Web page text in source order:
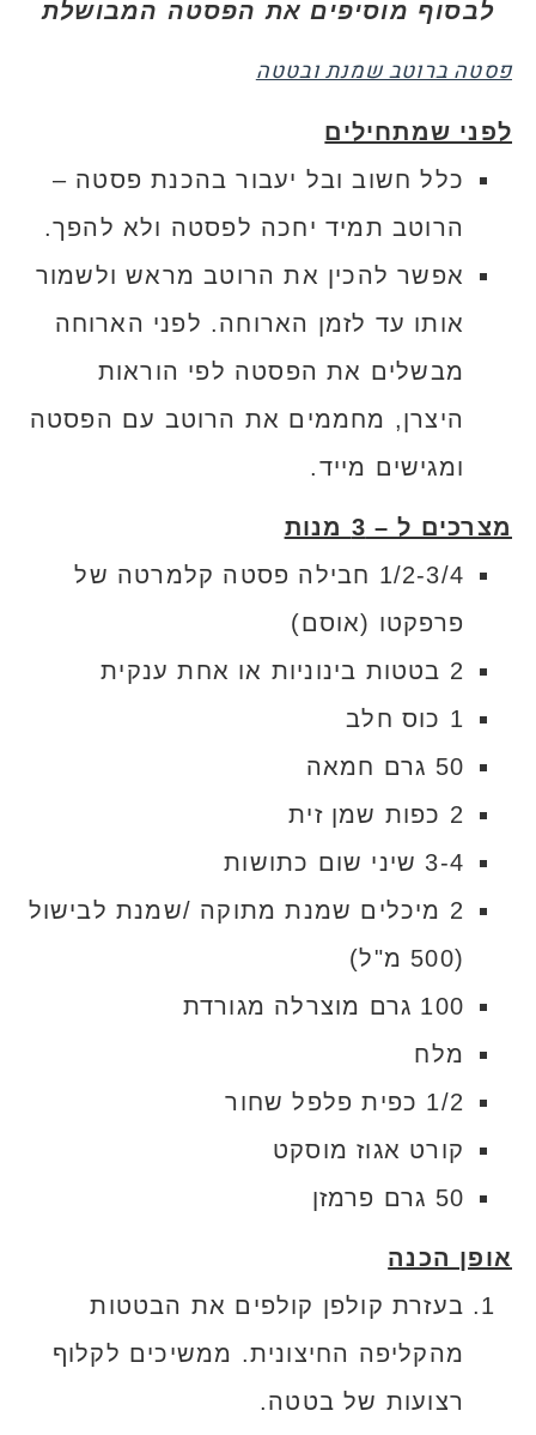
לבסוף מוסיפים את הפסטה המבושלת
פסטה ברוטב שמנת ובטטה
לפני שמתחילים
כלל חשוב ובל יעבור בהכנת פסטה –
הרוטב תמיד יחכה לפסטה ולא להפך.
אפשר להכין את הרוטב מראש ולשמור
אותו עד לזמן הארוחה. לפני הארוחה
מבשלים את הפסטה לפי הוראות
היצרן, מחממים את הרוטב עם הפסטה
ומגישים מייד.
מצרכים ל – 3 מנות
1/2-3/4 חבילה פסטה קלמרטה של
פרפקטו (אוסם)
2 בטטות בינוניות או אחת ענקית
1 כוס חלב
50 גרם חמאה
2 כפות שמן זית
3-4 שיני שום כתושות
2 מיכלים שמנת מתוקה /שמנת לבישול
(500 מ"ל)
100 גרם מוצרלה מגורדת
מלח
1/2 כפית פלפל שחור
קורט אגוז מוסקט
50 גרם פרמזן
אופן הכנה
בעזרת קולפן קולפים את הבטטות
מהקליפה החיצונית. ממשיכים לקלוף
רצועות של בטטה.